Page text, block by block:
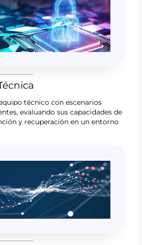
técnico con escenarios
evaluando sus capacidades de
y recuperación en un entorno